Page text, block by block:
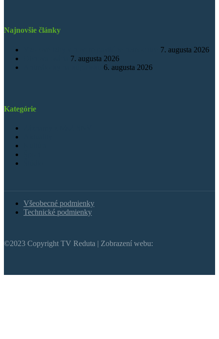
Najnovšie články
7. augusta 2026
7. augusta 2026
6. augusta 2026
Kategórie
Všeobecné podmienky
Technické podmienky
©2023 Copyright TV Reduta | Zobrazení webu: